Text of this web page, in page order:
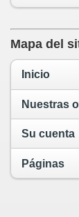
Mapa del
Inicio
Nuestras
Su cuenta
Páginas